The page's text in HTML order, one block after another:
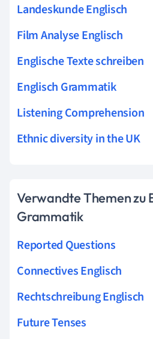
Landeskunde Englisch
Film Analyse Englisch
Englische Texte schreiben
Englisch Grammatik
Listening Comprehension
Ethnic diversity in the UK
Verwandte Themen zu
Grammatik
Reported Questions
Connectives Englisch
Rechtschreibung Englisch
Future Tenses